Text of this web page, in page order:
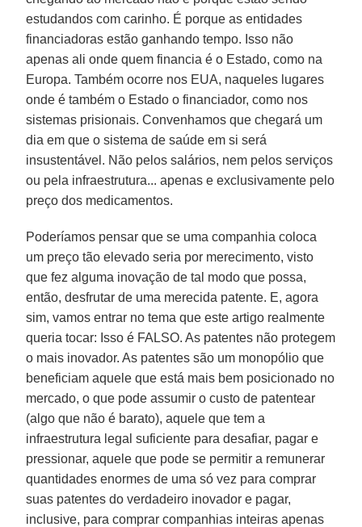
estudandos com carinho. É porque as entidades
financiadoras estão ganhando tempo. Isso não
apenas ali onde quem financia é o Estado, como na
Europa. Também ocorre nos EUA, naqueles lugares
onde é também o Estado o financiador, como nos
sistemas prisionais. Convenhamos que chegará um
dia em que o sistema de saúde em si será
insustentável. Não pelos salários, nem pelos serviços
ou pela infraestrutura... apenas e exclusivamente pelo
preço dos medicamentos.
Poderíamos pensar que se uma companhia coloca
um preço tão elevado seria por merecimento, visto
que fez alguma inovação de tal modo que possa,
então, desfrutar de uma merecida patente. E, agora
sim, vamos entrar no tema que este artigo realmente
queria tocar: Isso é FALSO. As patentes não protegem
o mais inovador. As patentes são um monopólio que
beneficiam aquele que está mais bem posicionado no
mercado, o que pode assumir o custo de patentear
(algo que não é barato), aquele que tem a
infraestrutura legal suficiente para desafiar, pagar e
pressionar, aquele que pode se permitir a remunerar
quantidades enormes de uma só vez para comprar
suas patentes do verdadeiro inovador e pagar,
inclusive, para comprar companhias inteiras apenas